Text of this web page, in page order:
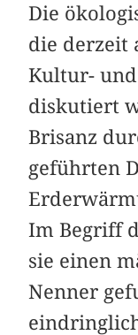
Die
die derzeit
Kultur-
diskutiert
Brisanz
geführten
Im Begriff
sie einen
Nenner